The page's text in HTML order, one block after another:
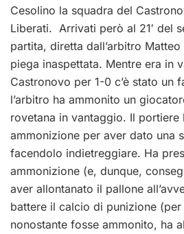
Cesolino la squadra del
Liberati. Arrivati però al 21′ del
partita, diretta dall’arbitro
piega inaspettata. Mentre era in
Castronovo per 1-0 c’è stato un
l’arbitro ha ammonito un
rovetana in vantaggio. Il portiere
ammonizione per aver dato una
facendolo indietreggiare. Ha
ammonizione (e, dunque,
aver allontanato il pallone
battere il calcio di punizione
nonostante fosse ammonito, ha